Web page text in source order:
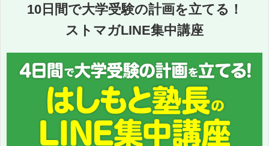
10日間で大学受験の計画を立てる！
ストマガLINE集中講座